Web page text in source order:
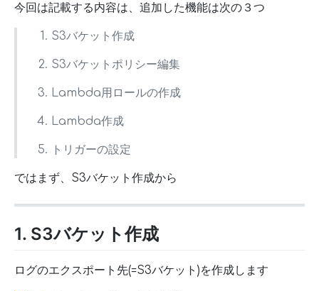
今回は記載する内容は、追加した機能は次の３つ
S3バケット作成
S3バケットポリシー編集
Lambda用ロールの作成
Lambda作成
トリガーの設定
ではまず、S3バケット作成から
1. S3バケット作成
ログのエクスポート先(=S3バケット)を作成します